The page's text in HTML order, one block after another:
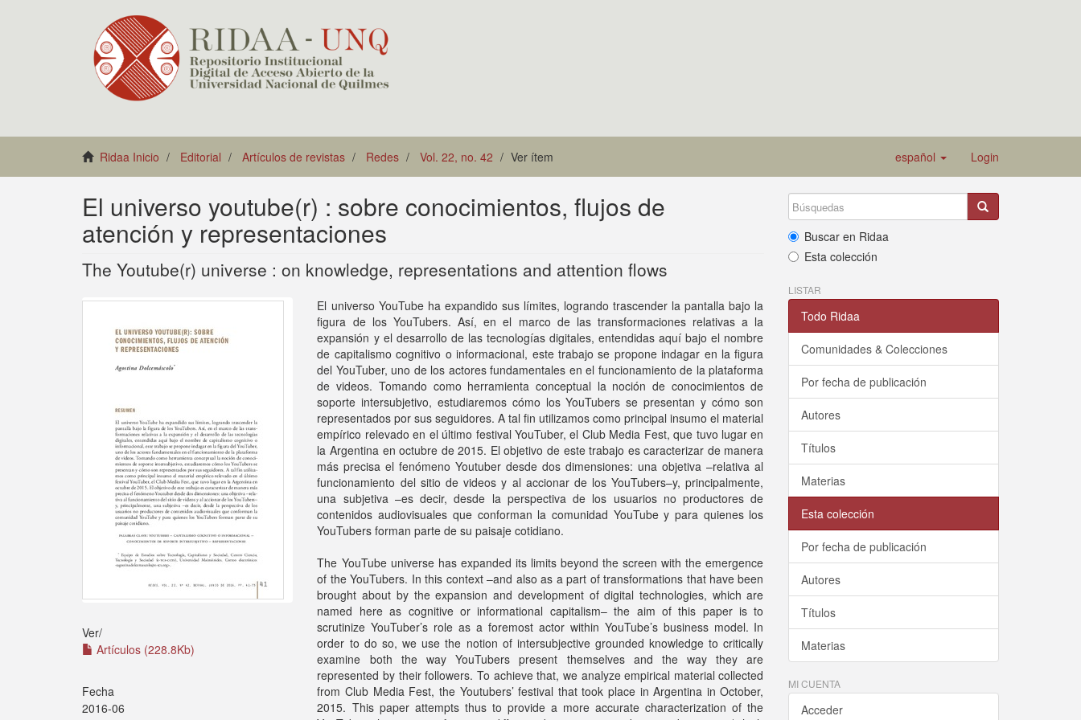
Ridaa Inicio Editorial Artículos de revistas Redes Vol. 22, no. 42 Ver ítem español Login
El universo youtube(r) : sobre conocimientos, flujos de
atención y representaciones
The Youtube(r) universe : on knowledge, representations and attention flows
Ver/
Artículos (228.8Kb)
Fecha
2016-06
El universo YouTube ha expandido sus límites, logrando trascender la pantalla bajo la
figura de los YouTubers. Así, en el marco de las transformaciones relativas a la
expansión y el desarrollo de las tecnologías digitales, entendidas aquí bajo el nombre
de capitalismo cognitivo o informacional, este trabajo se propone indagar en la figura
del YouTuber, uno de los actores fundamentales en el funcionamiento de la plataforma
de videos. Tomando como herramienta conceptual la noción de conocimientos de
soporte intersubjetivo, estudiaremos cómo los YouTubers se presentan y cómo son
representados por sus seguidores. A tal fin utilizamos como principal insumo el material
empírico relevado en el último festival YouTuber, el Club Media Fest, que tuvo lugar en
la Argentina en octubre de 2015. El objetivo de este trabajo es caracterizar de manera
más precisa el fenómeno Youtuber desde dos dimensiones: una objetiva –relativa al
funcionamiento del sitio de videos y al accionar de los YouTubers–y, principalmente,
una subjetiva –es decir, desde la perspectiva de los usuarios no productores de
contenidos audiovisuales que conforman la comunidad YouTube y para quienes los
YouTubers forman parte de su paisaje cotidiano.
The YouTube universe has expanded its limits beyond the screen with the emergence
of the YouTubers. In this context –and also as a part of transformations that have been
brought about by the expansion and development of digital technologies, which are
named here as cognitive or informational capitalism– the aim of this paper is to
scrutinize YouTuber’s role as a foremost actor within YouTube’s business model. In
order to do so, we use the notion of intersubjective grounded knowledge to critically
examine both the way YouTubers present themselves and the way they are
represented by their followers. To achieve that, we analyze empirical material collected
from Club Media Fest, the Youtubers’ festival that took place in Argentina in October,
2015. This paper attempts thus to provide a more accurate characterization of the
Buscar en Ridaa
Esta colección
LISTAR
Todo Ridaa
Comunidades & Colecciones
Por fecha de publicación
Autores
Títulos
Materias
Esta colección
Por fecha de publicación
Autores
Títulos
Materias
MI CUENTA
Acceder